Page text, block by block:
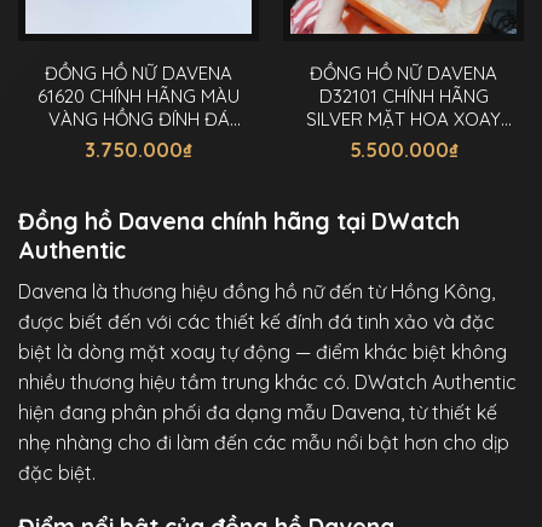
ĐỒNG HỒ NỮ DAVENA
61620 CHÍNH HÃNG MÀU
VÀNG HỒNG ĐÍNH ĐÁ
29MM
3.750.000₫
ĐỒNG HỒ NỮ DAVENA
D32101 CHÍNH HÃNG
SILVER MẶT HOA XOAY
ĐÍNH ĐÁ 38MM
5.500.000₫
Đồng hồ Davena chính hãng tại DWatch
Authentic
Davena là thương hiệu đồng hồ nữ đến từ Hồng Kông,
được biết đến với các thiết kế đính đá tinh xảo và đặc
biệt là dòng mặt xoay tự động — điểm khác biệt không
nhiều thương hiệu tầm trung khác có. DWatch Authentic
hiện đang phân phối đa dạng mẫu Davena, từ thiết kế
nhẹ nhàng cho đi làm đến các mẫu nổi bật hơn cho dịp
đặc biệt.